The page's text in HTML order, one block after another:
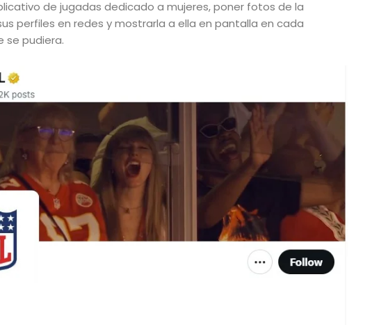
de jugadas dedicado a mujeres, poner fotos de la
perfiles en redes y mostrarla a ella en pantalla en cada
se pudiera.